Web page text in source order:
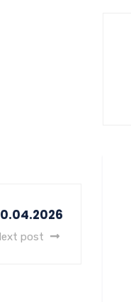
post